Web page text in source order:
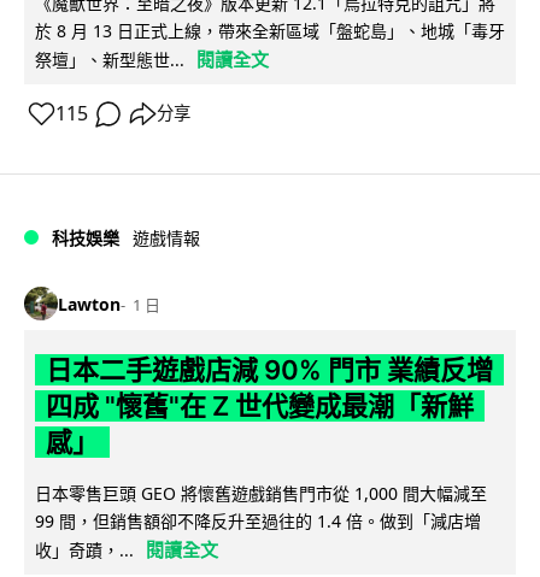
於 8 月 13 日正式上線，帶來全新區域「盤蛇島」、地城「毒牙
祭壇」、新型態世...
閱讀全文
115 分享
科技娛樂 遊戲情報
Lawton 1 日
日本二手遊戲店減 90% 門市 業績反增
四成 "懷舊"在 Z 世代變成最潮「新鮮
感」
日本零售巨頭 GEO 將懷舊遊戲銷售門市從 1,000 間大幅減至
99 間，但銷售額卻不降反升至過往的 1.4 倍。做到「減店增
收」奇蹟，...
閱讀全文